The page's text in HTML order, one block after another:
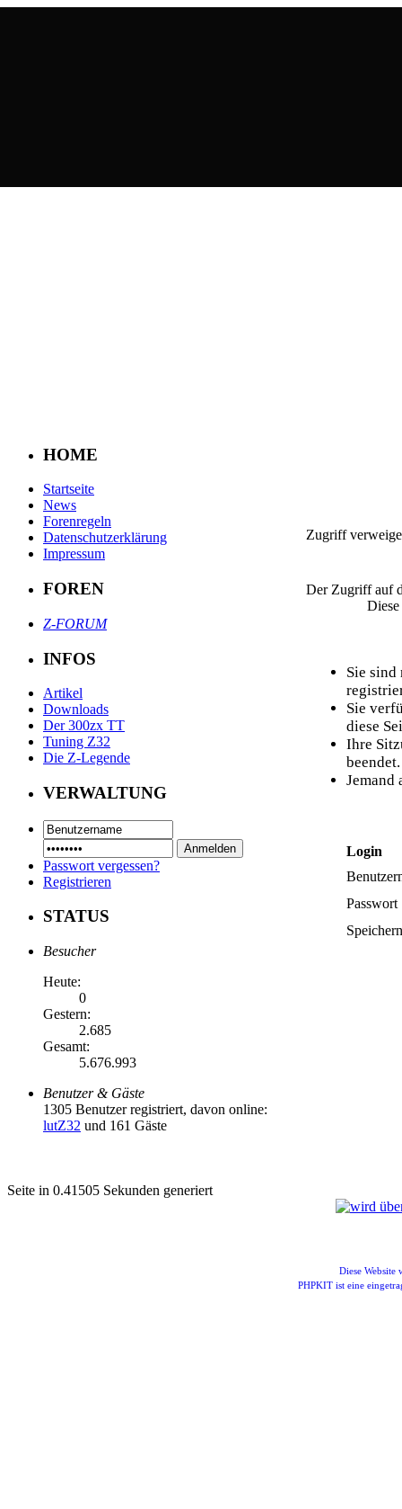
HOME
Startseite
News
Forenregeln
Datenschutzerklärung
Impressum
FOREN
Z-FORUM
INFOS
Artikel
Downloads
Der 300zx TT
Tuning Z32
Die Z-Legende
VERWALTUNG
Passwort vergessen?
Registrieren
STATUS
Besucher
Heute:
0
Gestern:
2.685
Gesamt:
5.676.993
Benutzer & Gäste
1305 Benutzer registriert, davon online:
lutZ32 und 161 Gäste
Zugriff
Der Zugriff auf
Sie
Sie
diese
Ihre
beendet.
Jemand
Login
Passwort
Speichern
Seite in 0.41505 Sekunden generiert
Diese Website
PHPKIT ist eine